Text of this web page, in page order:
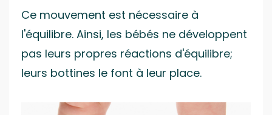
Ce mouvement est nécessaire à
l'équilibre. Ainsi, les bébés ne développent
pas leurs propres réactions d'équilibre;
leurs bottines le font à leur place.